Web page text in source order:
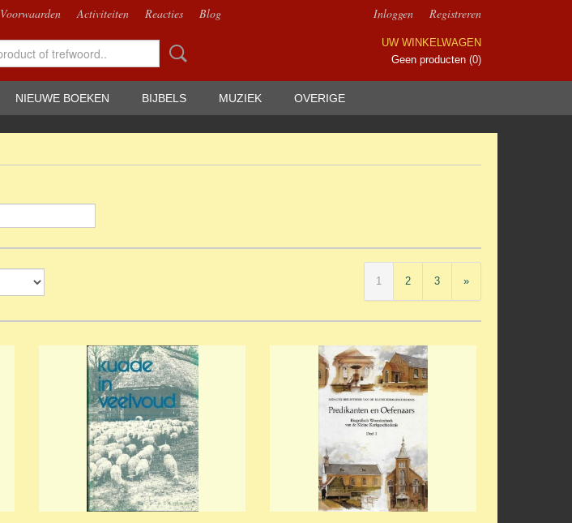
Voorwaarden Activiteiten Reacties Blog Inloggen Registreren
UW WINKELWAGEN
Geen producten (0)
NIEUWE BOEKEN BIJBELS MUZIEK OVERIGE
1 2 3 »